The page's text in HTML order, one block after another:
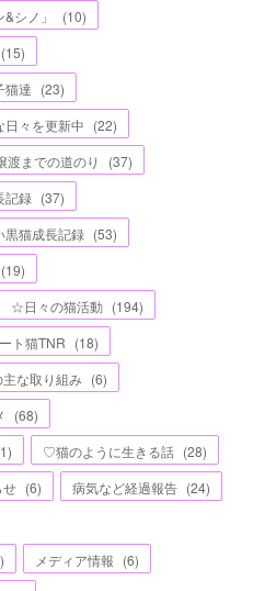
シノ」
(10)
(15)
猫達 (23)
々を更新中 (22)
までの道のり
(37)
記録 (37)
猫成長記録 (53)
(19)
☆日々の猫活動 (194)
ト猫TNR (18)
な取り組み (6)
(68)
) ♡猫のように生きる話 (28)
せ (6) 病気など経過報告 (24)
) メディア情報 (6)